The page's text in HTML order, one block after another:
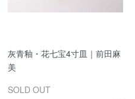
灰青釉・花七宝4寸皿｜前田麻
美
SOLD OUT